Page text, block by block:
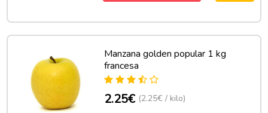
Manzana golden popular 1 kg
francesa
2.25€ (2.25€ / kilo)